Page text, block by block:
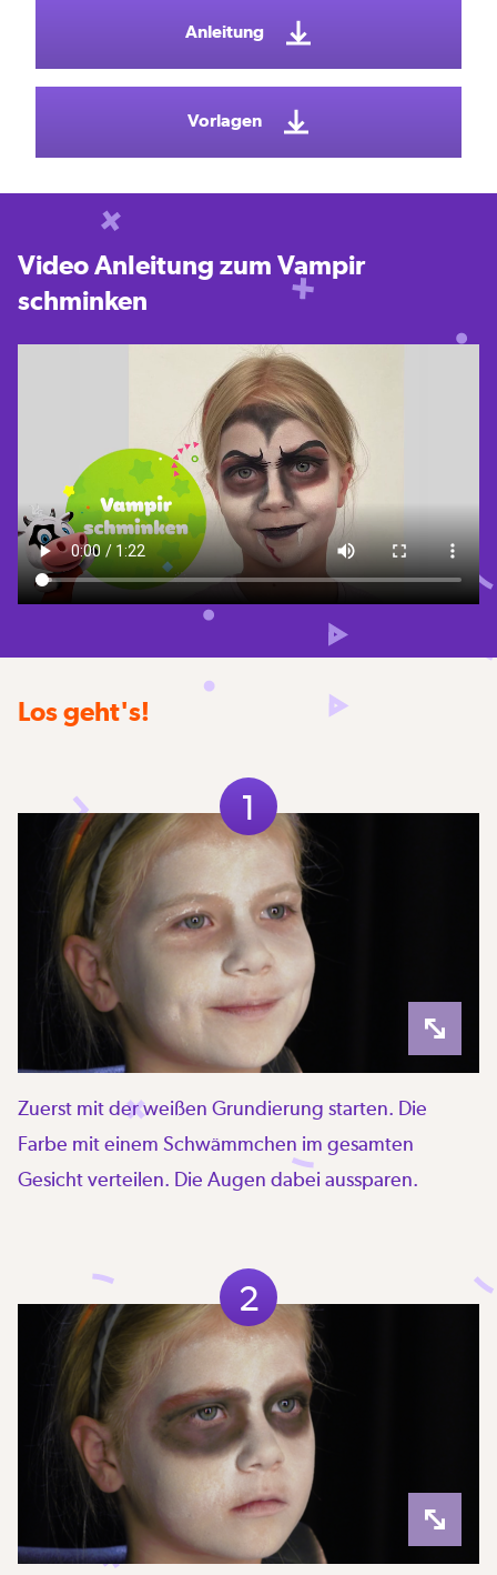
Anleitung
Vorlagen
Video Anleitung zum Vampir
schminken
Los geht's!
1
Zuerst mit der weißen Grundierung starten. Die
Farbe mit einem Schwämmchen im gesamten
Gesicht verteilen. Die Augen dabei aussparen.
2